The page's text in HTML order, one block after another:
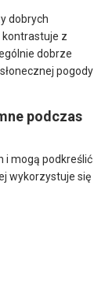
dobrych
kontrastuje z
dobrze
pogody
podczas
i mogą podkreślić
wykorzystuje się